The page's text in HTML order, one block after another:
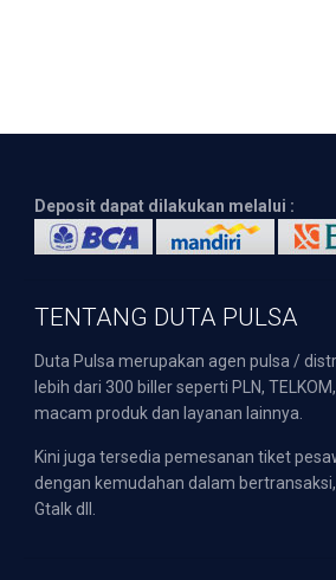
Deposit dapat dilakukan melalui :
TENTANG DUTA PULSA
Duta Pulsa merupakan agen pulsa /
lebih dari 300 biller seperti PLN,
macam produk dan layanan lainnya.
Kini juga tersedia pemesanan tiket
dengan kemudahan dalam
Gtalk dll.